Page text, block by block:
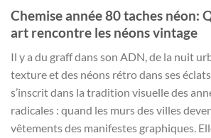
Chemise année 80 taches néon:
art rencontre les néons vintage
Il y a du graff dans son ADN, de la nuit
texture et des néons rétro dans ses
s’inscrit dans la tradition visuelle des
radicales : quand les murs des villes
vêtements des manifestes graphiques.